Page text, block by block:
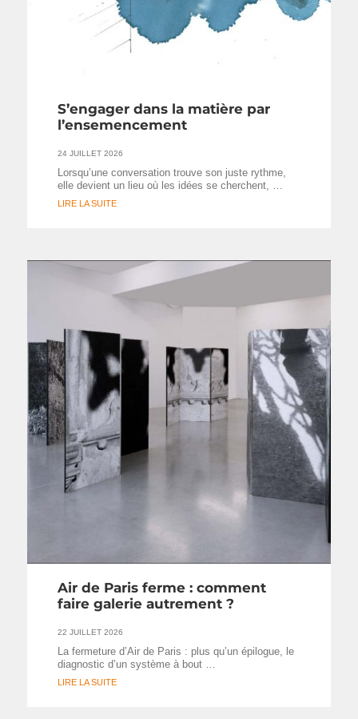
S’engager dans la matière par
l’ensemencement
24 JUILLET 2026
Lorsqu’une conversation trouve son juste rythme,
elle devient un lieu où les idées se cherchent, …
LIRE LA SUITE
Air de Paris ferme : comment
faire galerie autrement ?
22 JUILLET 2026
La fermeture d’Air de Paris : plus qu’un épilogue, le
diagnostic d’un système à bout …
LIRE LA SUITE